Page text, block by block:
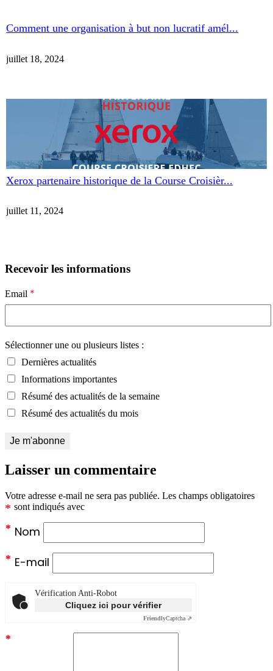
Comment une organisation à but non lucratif amél...
juillet 18, 2024
Xerox partenaire historique de la Course Croisièr...
juillet 11, 2024
Recevoir les informations
Email *
Sélectionner une ou plusieurs listes :
Dernières actualités
Informations importantes
Résumé des actualités de la semaine
Résumé des actualités du mois
Laisser un commentaire
Votre adresse e-mail ne sera pas publiée. Les champs obligatoires
sont indiqués avec
*
Nom
*
E-mail
*
Vérification Anti-Robot
Cliquez ici pour vérifier
FriendlyCaptcha ⇗
*